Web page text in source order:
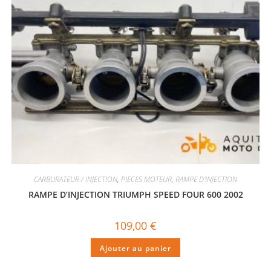
CARBURATEUR / INJECTION, PIECES MOTEUR, RAMPE D'INJECTION
RAMPE D’INJECTION TRIUMPH SPEED FOUR 600 2002
109,00 €
Ajouter au panier